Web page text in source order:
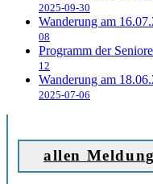
2025-09-30
Wanderung am
08
Programm der
12
Wanderung am
2025-07-06
allen